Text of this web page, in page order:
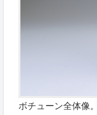
ボチューン全体像。